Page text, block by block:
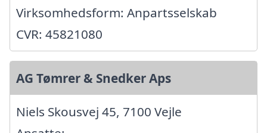
Virksomhedsform: Anpartsselskab
CVR: 45821080
AG Tømrer & Snedker Aps
Niels Skousvej 45, 7100 Vejle